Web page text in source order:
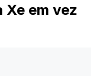
em vez